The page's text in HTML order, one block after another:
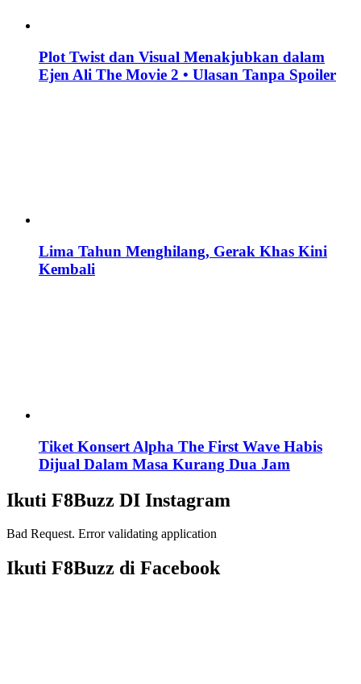
Plot Twist dan Visual Menakjubkan dalam
Ejen Ali The Movie 2 • Ulasan Tanpa Spoiler
Lima Tahun Menghilang, Gerak Khas Kini
Kembali
Tiket Konsert Alpha The First Wave Habis
Dijual Dalam Masa Kurang Dua Jam
Ikuti F8Buzz DI Instagram
Bad Request. Error validating application
Ikuti F8Buzz di Facebook